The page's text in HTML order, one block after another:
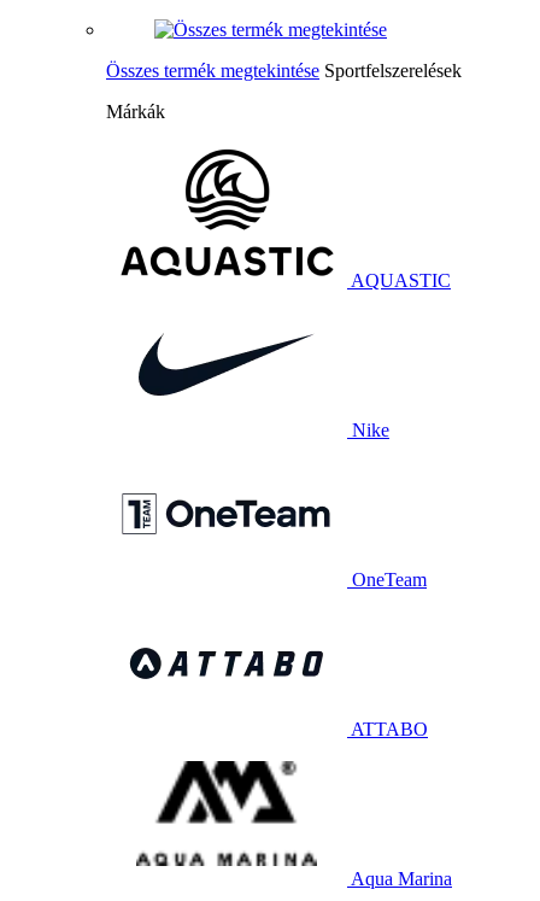
Összes termék megtekintése Sportfelszerelések
Márkák
AQUASTIC
Nike
OneTeam
ATTABO
Aqua Marina